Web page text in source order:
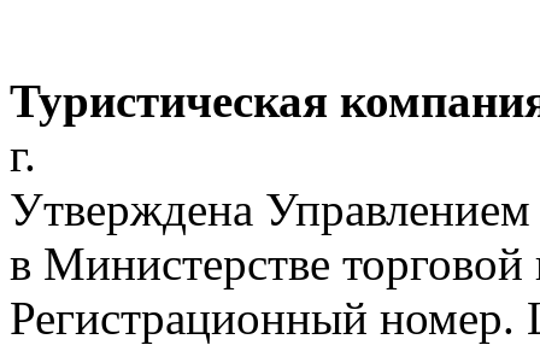
Туристическая
г.
Утверждена Управлением
в Министерстве
Регистрационный